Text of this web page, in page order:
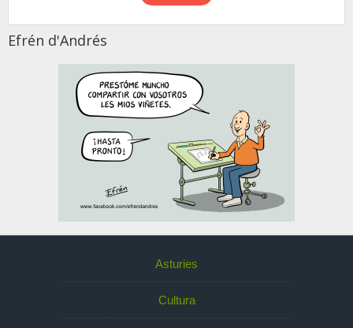
Efrén d'Andrés
Asturies
Cultura